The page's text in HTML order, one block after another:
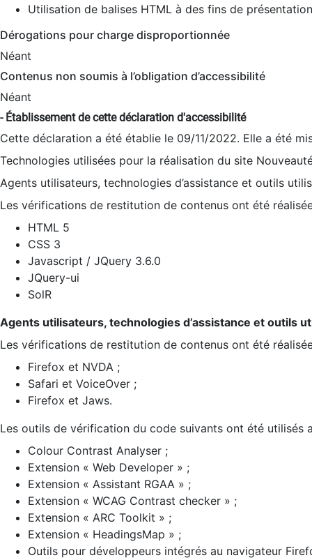
Utilisation de balises HTML à des fins de
Dérogations pour charge disproportionnée
Néant
Contenus non soumis à l’obligation d’accessibilité
Néant
- Établissement de cette déclaration d'accessibilité
Cette déclaration a été établie le 09/11/2022. Elle a été
Technologies utilisées pour la réalisation du site
Agents utilisateurs, technologies d’assistance et outils
Les vérifications de restitution de contenus ont été
HTML 5
CSS 3
Javascript / JQuery 3.6.0
JQuery-ui
SolR
Agents utilisateurs, technologies d’assistance et outils
Les vérifications de restitution de contenus ont été
Firefox et NVDA ;
Safari et VoiceOver ;
Firefox et Jaws.
Les outils de vérification du code suivants ont été utilisés
Colour Contrast Analyser ;
Extension « Web Developer » ;
Extension « Assistant RGAA » ;
Extension « WCAG Contrast checker » ;
Extension « ARC Toolkit » ;
Extension « HeadingsMap » ;
Outils pour développeurs intégrés au navigateur